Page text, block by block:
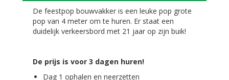
De feestpop bouwvakker is een leuke pop grote
pop van 4 meter om te huren. Er staat een
duidelijk verkeersbord met 21 jaar op zijn buik!
De prijs is voor 3 dagen huren!
Dag 1 ophalen en neerzetten